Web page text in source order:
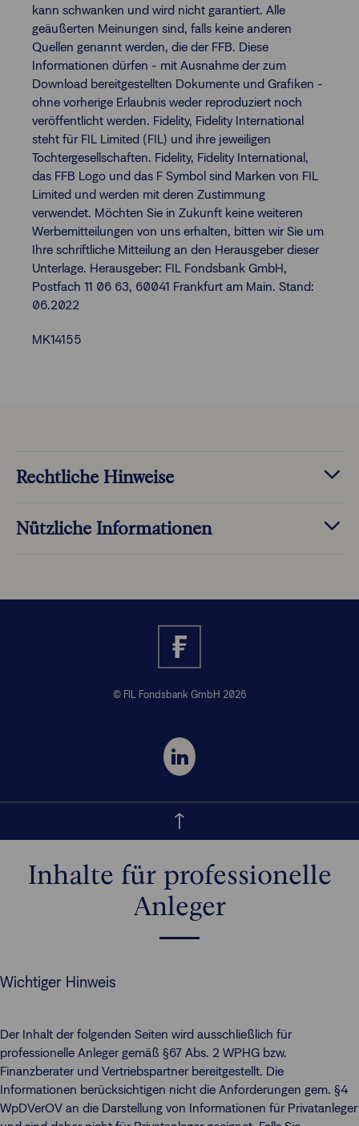
kann schwanken und wird nicht garantiert. Alle
geäußerten Meinungen sind, falls keine anderen
Quellen genannt werden, die der FFB. Diese
Informationen dürfen - mit Ausnahme der zum
Download bereitgestellten Dokumente und Grafiken -
ohne vorherige Erlaubnis weder reproduziert noch
veröffentlicht werden. Fidelity, Fidelity International
steht für FIL Limited (FIL) und ihre jeweiligen
Tochtergesellschaften. Fidelity, Fidelity International,
das FFB Logo und das F Symbol sind Marken von FIL
Limited und werden mit deren Zustimmung
verwendet. Möchten Sie in Zukunft keine weiteren
Werbemitteilungen von uns erhalten, bitten wir Sie um
Ihre schriftliche Mitteilung an den Herausgeber dieser
Unterlage. Herausgeber: FIL Fondsbank GmbH,
Postfach 11 06 63, 60041 Frankfurt am Main. Stand:
06.2022
MK14155
Rechtliche Hinweise
Nützliche Informationen
© FIL Fondsbank GmbH 2026
Inhalte für professionelle
Anleger
Wichtiger Hinweis
Der Inhalt der folgenden Seiten wird ausschließlich für
professionelle Anleger gemäß §67 Abs. 2 WPHG bzw.
Finanzberater und Vertriebspartner bereitgestellt. Die
Informationen berücksichtigen nicht die Anforderungen gem. §4
WpDVerOV an die Darstellung von Informationen für Privatanleger